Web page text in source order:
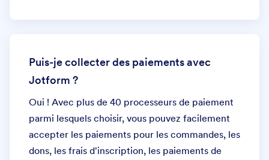
Puis-je collecter des paiements avec
Jotform ?
Oui ! Avec plus de 40 processeurs de paiement
parmi lesquels choisir, vous pouvez facilement
accepter les paiements pour les commandes, les
dons, les frais d'inscription, les paiements de